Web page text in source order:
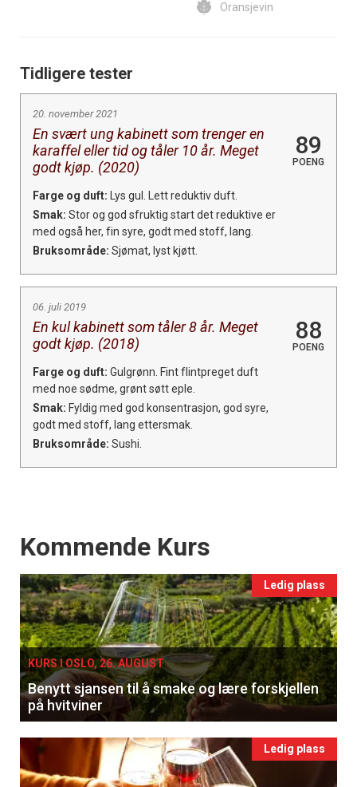
Oransjevin
Tidligere tester
20. november 2021
En svært ung kabinett som trenger en
karaffel eller tid og tåler 10 år. Meget
godt kjøp. (2020)
89
POENG
Farge og duft: Lys gul. Lett reduktiv duft.
Smak: Stor og god sfruktig start det reduktive er
med også her, fin syre, godt med stoff, lang.
Bruksområde: Sjømat, lyst kjøtt.
06. juli 2019
En kul kabinett som tåler 8 år. Meget
godt kjøp. (2018)
88
POENG
Farge og duft: Gulgrønn. Fint flintpreget duft
med noe sødme, grønt søtt eple.
Smak: Fyldig med god konsentrasjon, god syre,
godt med stoff, lang ettersmak.
Bruksområde: Sushi.
Events
Kommende Kurs
Ledig plass
KURS I OSLO, 26. AUGUST
Benytt sjansen til å smake og lære forskjellen
på hvitviner
Ledig plass